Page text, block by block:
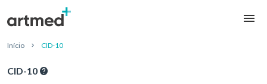
Início CID-10
CID-10